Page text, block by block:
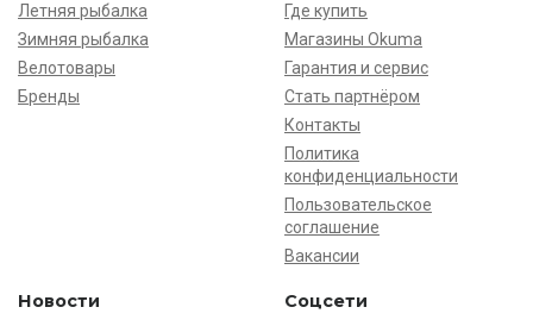
Летняя рыбалка
Зимняя рыбалка
Велотовары
Бренды
Где купить
Магазины Okuma
Гарантия и сервис
Стать партнёром
Контакты
Политика
конфиденциальности
Пользовательское
соглашение
Вакансии
Новости Соцсети